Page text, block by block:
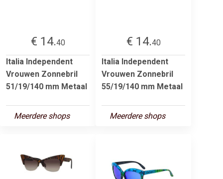
€ 14.40
Italia Independent
Vrouwen Zonnebril
51/19/140 mm Metaal
Meerdere shops
€ 14.40
Italia Independent
Vrouwen Zonnebril
55/19/140 mm Metaal
Meerdere shops